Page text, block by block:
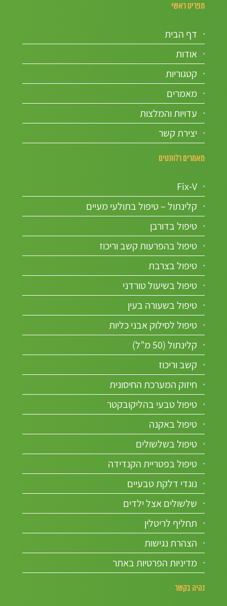
תפריט ראשי
דף הבית
אודות
קטגוריות
מאמרים
עדויות והמלצות
יצירת קשר
מאמרים רלוונטים
Fix-V
קלינתול – טיפול בתולעי מעיים
טיפול בדורבן
טיפול בהפרעות קשב וריכוז
טיפול בצרבת
טיפול בשיעול טורדני
טיפול בשעורה בעין
טיפול לסילוק אבני כליות
קלינתול (50 מ”ל)
קשב וריכוז
חיזוק המערכת החיסונית
טיפול טבעי בהליקובקטר
טיפול באקנה
טיפול בשלשולים
טיפול בפטריית הקנדידה
נוגדי דלקת טבעיים
שלשולים אצל ילדים
תחליף לריטלין
הצהרת נגישות
מדיניות הפרטיות באתר
נהיה בקשר